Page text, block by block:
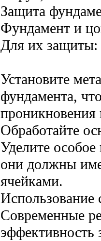
Защита
Фундамент и
Для их защиты:
Установите
фундамента,
проникновения
Обработайте
Уделите
они должны
ячейками.
Использование
Современные